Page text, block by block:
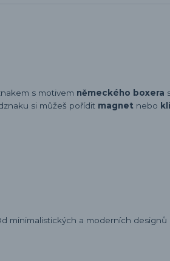
s motivem německého boxera
si můžeš pořídit magnet nebo
minimalistických a moderních designů